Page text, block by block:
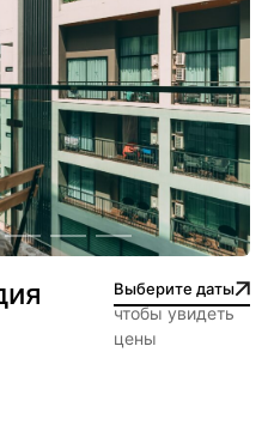
Выберите даты
чтобы увидеть
цены